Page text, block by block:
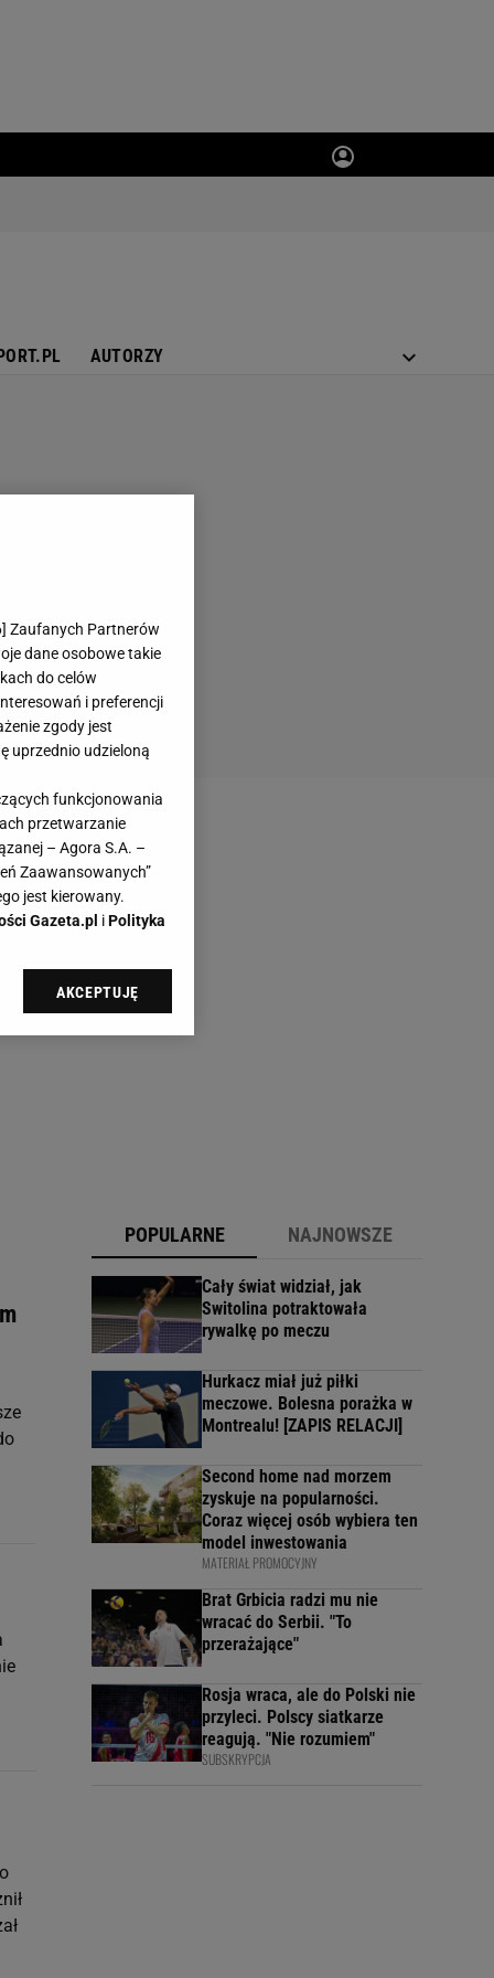
AUTORZY
POPULARNE NAJNOWSZE
Cały świat widział, jak
Switolina potraktowała
rywalkę po meczu
Hurkacz miał już piłki
meczowe. Bolesna porażka w
Montrealu! [ZAPIS RELACJI]
Second home nad morzem
zyskuje na popularności.
Coraz więcej osób wybiera ten
model inwestowania
MATERIAŁ PROMOCYJNY
Brat Grbicia radzi mu nie
wracać do Serbii. "To
przerażające"
Rosja wraca, ale do Polski nie
przyleci. Polscy siatkarze
reagują. "Nie rozumiem"
SUBSKRYPCJA
] Zaufanych Partnerów
dane osobowe takie
do celów
i preferencji
zgody jest
uprzednio udzieloną
funkcjonowania
przetwarzanie
– Agora S.A. –
Zaawansowanych”
jest kierowany.
Gazeta.pl iPolityka
sp. z o.o., jej
swoje preferencje
AKCEPTUJĘ